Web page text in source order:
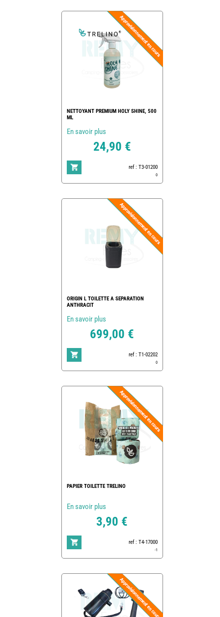
NETTOYANT PREMIUM HOLY SHINE, 500
ML
En savoir plus
24,90 €
ref : T3-01200
0
ORIGIN L TOILETTE A SEPARATION
ANTHRACIT
En savoir plus
699,00 €
ref : T1-02202
0
PAPIER TOILETTE TRELINO
En savoir plus
3,90 €
ref : T4-17000
-1